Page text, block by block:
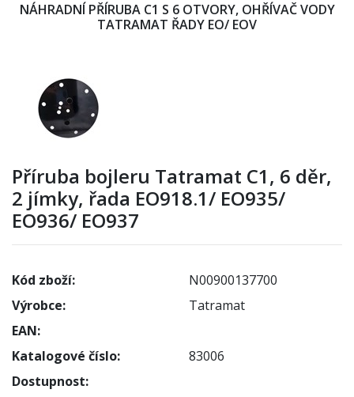
NÁHRADNÍ PŘÍRUBA C1 S 6 OTVORY, OHŘÍVAČ VODY
TATRAMAT ŘADY EO/ EOV
Příruba bojleru Tatramat C1, 6 děr,
2 jímky, řada EO918.1/ EO935/
EO936/ EO937
Kód zboží:
N00900137700
Výrobce:
Tatramat
EAN:
Katalogové číslo:
83006
Dostupnost: